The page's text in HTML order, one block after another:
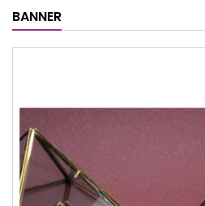
BANNER